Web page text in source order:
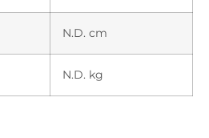
N.D. cm
N.D. kg